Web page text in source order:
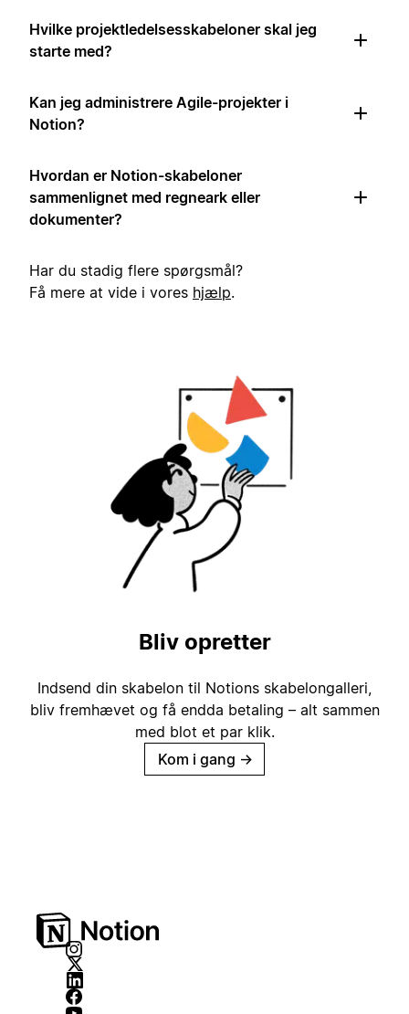
Hvilke projektledelsesskabeloner skal jeg
starte med?
Kan jeg administrere Agile-projekter i
Notion?
Hvordan er Notion-skabeloner
sammenlignet med regneark eller
dokumenter?
Har du stadig flere spørgsmål?
Få mere at vide i vores hjælp.
Bliv opretter
Indsend din skabelon til Notions skabelongalleri,
bliv fremhævet og få endda betaling – alt sammen
med blot et par klik.
Kom i gang →